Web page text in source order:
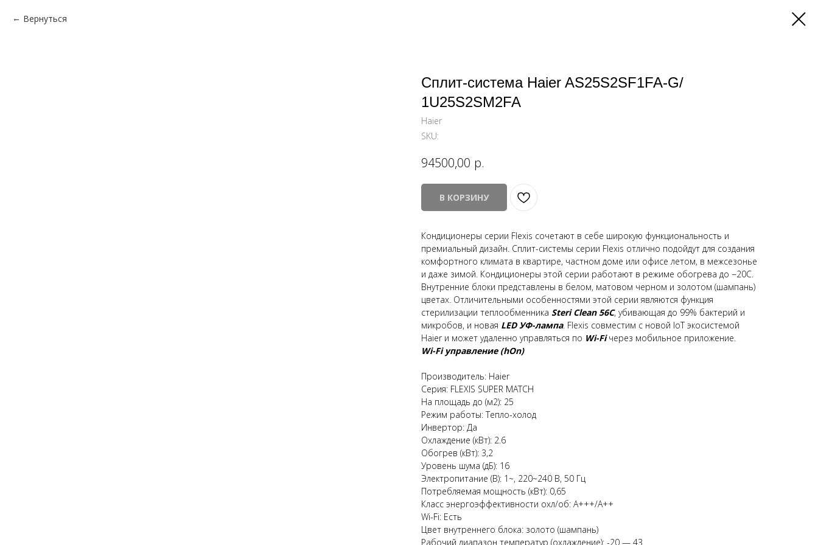
Вернуться
Сплит-система Haier AS25S2SF1FA-G/
1U25S2SM2FA
Haier
SKU:
94500,00 р.
В КОРЗИНУ
Кондиционеры серии Flexis сочетают в себе широкую функциональность и
премиальный дизайн. Сплит-системы серии Flexis отлично подойдут для создания
комфортного климата в квартире, частном доме или офисе летом, в межсезонье
и даже зимой. Кондиционеры этой серии работают в режиме обогрева до −20С.
Внутренние блоки представлены в белом, матовом черном и золотом (шампань)
цветах. Отличительными особенностями этой серии являются функция
стерилизации теплообменника Steri Clean 56C, убивающая до 99% бактерий и
микробов, и новая LED УФ-лампа. Flexis совместим с новой IoT экосистемой
Haier и может удаленно управляться по Wi-Fiчерез мобильное приложение.
Wi-Fi управление (hOn)
Производитель: Haier
Серия: FLEXIS SUPER MATCH
На площадь до (м2): 25
Режим работы: Тепло-холод
Инвертор: Да
Охлаждение (кВт): 2.6
Обогрев (кВт): 3,2
Уровень шума (дБ): 16
Электропитание (В): 1~, 220~240 В, 50 Гц
Потребляемая мощность (кВт): 0,65
Класс энергоэффективности охл/об: A+++/А++
Wi-Fi: Есть
Цвет внутреннего блока: золото (шампань)
Рабочий диапазон температур (охлаждение): -20 — 43